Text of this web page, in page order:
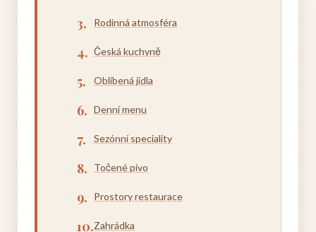
Rodinná atmosféra
Česká kuchyně
Oblíbená jídla
Denní menu
Sezónní speciality
Točené pivo
Prostory restaurace
Zahrádka